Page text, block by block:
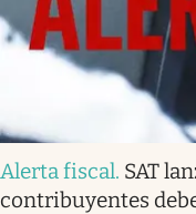
Alerta fiscal. SAT
contribuyentes